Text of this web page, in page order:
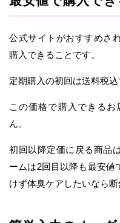
公式サイトがおすすめさ
購入できることです。
定期購入の初回は送料税込
この価格で購入できる
ん。
初回以降定価に戻る商品
ームは2回目以降も最安値
けず体臭ケアしたいなら